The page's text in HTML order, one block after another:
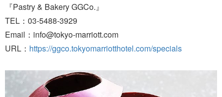
『Pastry & Bakery GGCo.』
TEL：03-5488-3929
Email：info@tokyo-marriott.com
URL： https://ggco.tokyomarriotthotel.com/specials